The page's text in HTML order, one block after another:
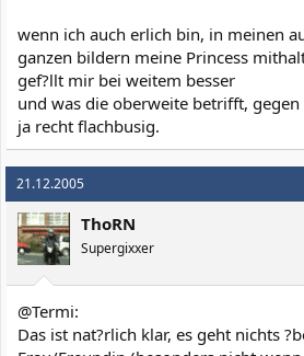
wenn ich auch erlich bin, in meinen
ganzen bildern meine Princess
gef?llt mir bei weitem besser
und was die oberweite betrifft,
ja recht flachbusig.
21.12.2005
ThoRN
Supergixxer
@Termi:
Das ist nat?rlich klar, es geht nichts